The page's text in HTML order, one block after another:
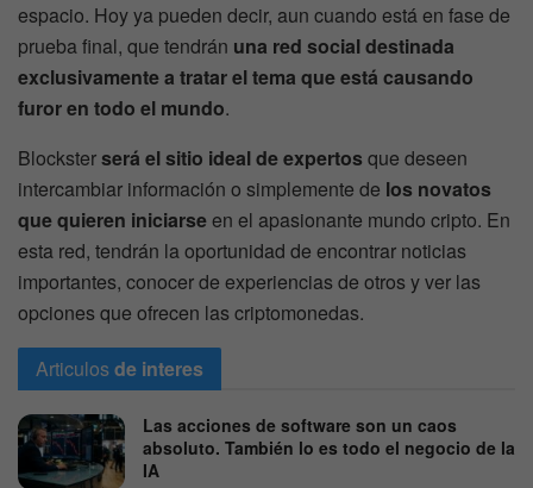
espacio. Hoy ya pueden decir, aun cuando está en fase de
prueba final, que tendrán una red social destinada
exclusivamente a tratar el tema que está causando
furor en todo el mundo.
Blocksterserá el sitio ideal de expertos que deseen
intercambiar información o simplemente de los novatos
que quieren iniciarseen el apasionante mundo cripto. En
esta red, tendrán la oportunidad de encontrar noticias
importantes, conocer de experiencias de otros y ver las
opciones que ofrecen las criptomonedas.
Articulosde interes
Las acciones de software son un caos
absoluto. También lo es todo el negocio de la
IA